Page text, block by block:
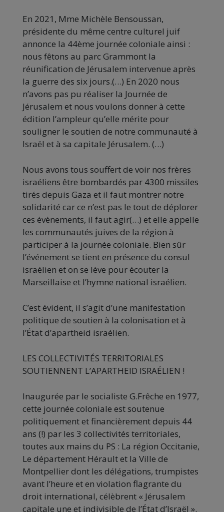
En 2021, Mme Michèle Bensoussan,
présidente du même centre culturel juif
annonce la 44ème journée coloniale ainsi :
nous fêtons au parc Grammont la
réunification de Jérusalem intervenue après
la guerre des six jours.(…) En 2020 nous
n’avons pas pu réaliser la Journée de
Jérusalem et nous voulons donner à cette
édition l’ampleur qu’elle mérite pour
souligner le soutien de notre communauté à
Israël et à sa capitale Jérusalem. (…)
Nous avons tous souffert de voir nos frères
israéliens être bombardés par 4300 missiles
tirés depuis Gaza et il faut montrer notre
solidarité car ce n’est pas le tout de déplorer
ces évènements, il faut agir(…) et elle appelle
les communautés juives de la région à
participer à la journée coloniale. Bien sûr
l’événement se tient en présence du consul
israélien et on se lève pour écouter la
Marseillaise et l’hymne national israélien.
C’est évident, il s’agit d’une manifestation
politique de soutien à la colonisation et à
l’État d’apartheid israélien.
LES COLLECTIVITÉS TERRITORIALES
SOUTIENNENT L’APARTHEID ISRAÉLIEN !
Inaugurée par le socialiste G.Frêche en 1977,
cette journée coloniale est soutenue
politiquement et financièrement depuis 44
ans (!) par les 3 collectivités territoriales,
toutes aux mains du PS : La région Occitanie,
Le département Hérault et la Ville de
Montpellier dont les délégations, trumpistes
avant l’heure et en violation flagrante du
droit international, célèbrent « Jérusalem
capitale une et indivisible de l’État d’Israël ».